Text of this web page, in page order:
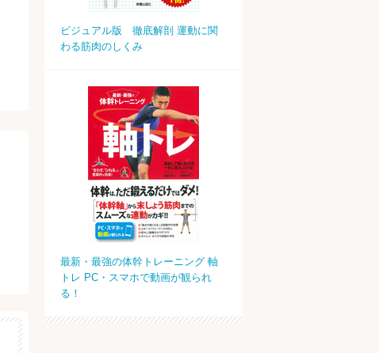
ビジュアル版 徹底解剖 運動に関
わる筋肉のしくみ
最新・最強の体幹トレーニング 軸
トレ PC・スマホで動画が観られ
る！